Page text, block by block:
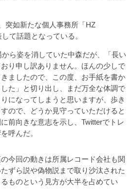
突如新たな個人事務所「HZ
て話題となっている。
ら姿を消していた中森だが、「長い
り申し訳ありません。ほんの少しで
ましたので、この度、お手紙を書か
た」と切り出し、まだ万全な体調で
になってしまうと思いますが、歩き
ので、どうか見守っていただけると
前向きな意志を示し、Twitterでトレ
呼んだ。
今回の動きは所属レコード会社も関
ずら説や偽物説まで取り沙汰された
ものという見方が大半を占めてい